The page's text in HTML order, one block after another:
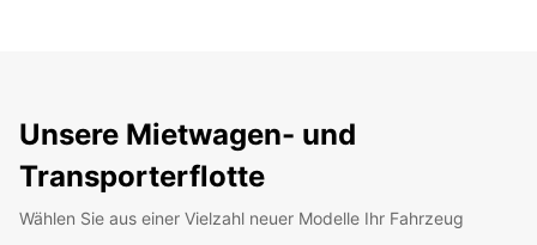
Unsere Mietwagen- und
Transporterflotte
Wählen Sie aus einer Vielzahl neuer Modelle Ihr Fahrzeug